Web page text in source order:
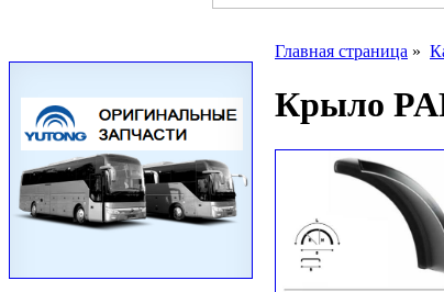
Главная страница »
Крыло